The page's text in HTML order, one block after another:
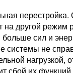
перестройка.
на другой режим
больше сил и
системы не
нагрузкой,